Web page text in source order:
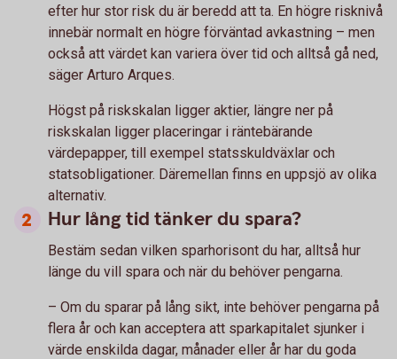
efter hur stor risk du är beredd att ta. En högre risknivå
innebär normalt en högre förväntad avkastning – men
också att värdet kan variera över tid och alltså gå ned,
säger Arturo Arques.
Högst på riskskalan ligger aktier, längre ner på
riskskalan ligger placeringar i räntebärande
värdepapper, till exempel statsskuldväxlar och
statsobligationer. Däremellan finns en uppsjö av olika
alternativ.
Hur lång tid tänker du spara?
Bestäm sedan vilken sparhorisont du har, alltså hur
länge du vill spara och när du behöver pengarna.
– Om du sparar på lång sikt, inte behöver pengarna på
flera år och kan acceptera att sparkapitalet sjunker i
värde enskilda dagar, månader eller år har du goda